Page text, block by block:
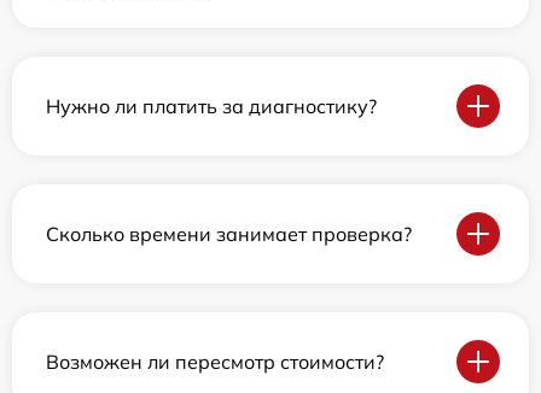
Нужно ли платить за диагностику?
Сколько времени занимает проверка?
Возможен ли пересмотр стоимости?